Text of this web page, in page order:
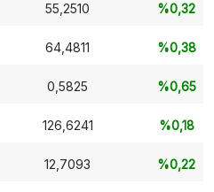
55,2510 %0,32
64,4811 %0,38
0,5825 %0,65
126,6241 %0,18
12,7093 %0,22